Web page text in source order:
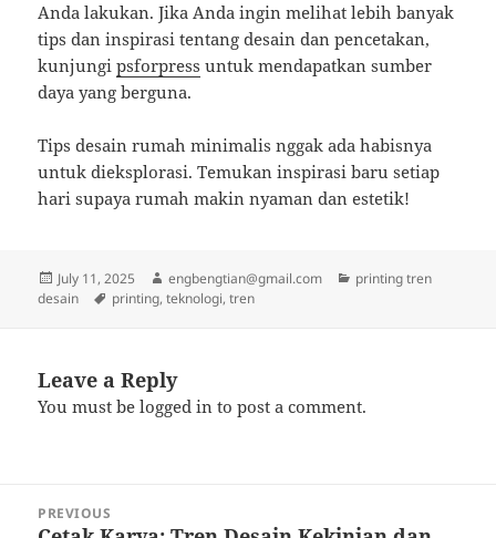
Anda lakukan. Jika Anda ingin melihat lebih banyak
tips dan inspirasi tentang desain dan pencetakan,
kunjungipsforpress untuk mendapatkan sumber
daya yang berguna.
Tips desain rumah minimalis nggak ada habisnya
untuk dieksplorasi. Temukan inspirasi baru setiap
hari supaya rumah makin nyaman dan estetik!
Posted
on
July 11, 2025 Author
engbengtian@gmail.com Categories
printing tren
desain
Tags
printing,teknologi,tren
Leave a Reply
You must belogged in to post a comment.
navigation
PREVIOUS